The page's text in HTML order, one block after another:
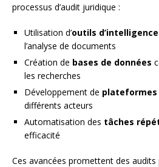
processus d’audit juridique :
Utilisation d’outils
l’analyse de documents
Création de bases de données
les recherches
Développement de
différents acteurs
Automatisation des tâches
efficacité
Ces avancées promettent des audits